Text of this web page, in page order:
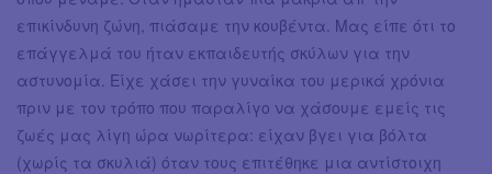
επικίνδυνη ζώνη, πιάσαμε την κουβέντα. Μας είπε ότι το
επάγγελμά του ήταν εκπαιδευτής σκύλων για την
αστυνομία. Είχε χάσει την γυναίκα του μερικά χρόνια
πριν με τον τρόπο που παραλίγο να χάσουμε εμείς τις
ζωές μας λίγη ώρα νωρίτερα: είχαν βγει για βόλτα
(χωρίς τα σκυλιά) όταν τους επιτέθηκε μια αντίστοιχη